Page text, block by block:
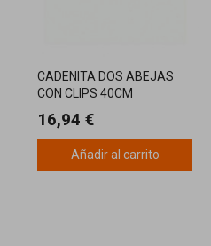
CADENITA DOS ABEJAS
CON CLIPS 40CM
16,94 €
Añadir al carrito